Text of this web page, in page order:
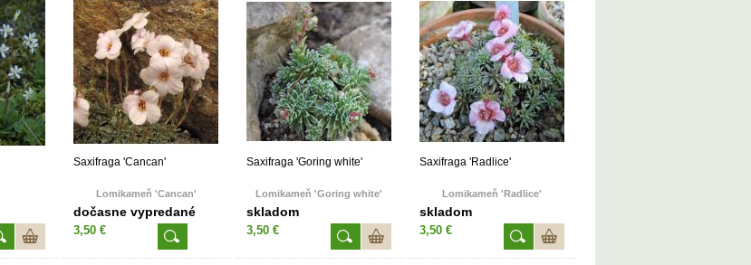
Saxifraga 'Cancan'
Lomikameň 'Cancan'
dočasne vypredané
3,50 €
Saxifraga 'Goring white'
Lomikameň 'Goring white'
skladom
3,50 €
Saxifraga 'Radlice'
Lomikameň 'Radlice'
skladom
3,50 €